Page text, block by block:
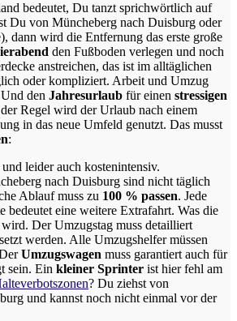
bedeutet, Du tanzt sprichwörtlich auf
Du von Müncheberg nach Duisburg oder
dann wird die Entfernung das erste große
den Fußboden verlegen und noch
anstreichen, das ist im alltäglichen
oder kompliziert. Arbeit und Umzug
den Jahresurlaub für einen stressigen
Regel wird der Urlaub nach einem
in das neue Umfeld genutzt. Das musst
:
leider auch kostenintensiv.
nach Duisburg sind nicht täglich
Ablauf muss zu 100 % passen. Jede
bedeutet eine weitere Extrafahrt. Was die
wird. Der Umzugstag muss detailliert
werden. Alle Umzugshelfer müssen
Umzugswagen muss garantiert auch für
sein. Ein kleiner Sprinter ist hier fehl am
? Du ziehst von
und kannst noch nicht einmal vor der